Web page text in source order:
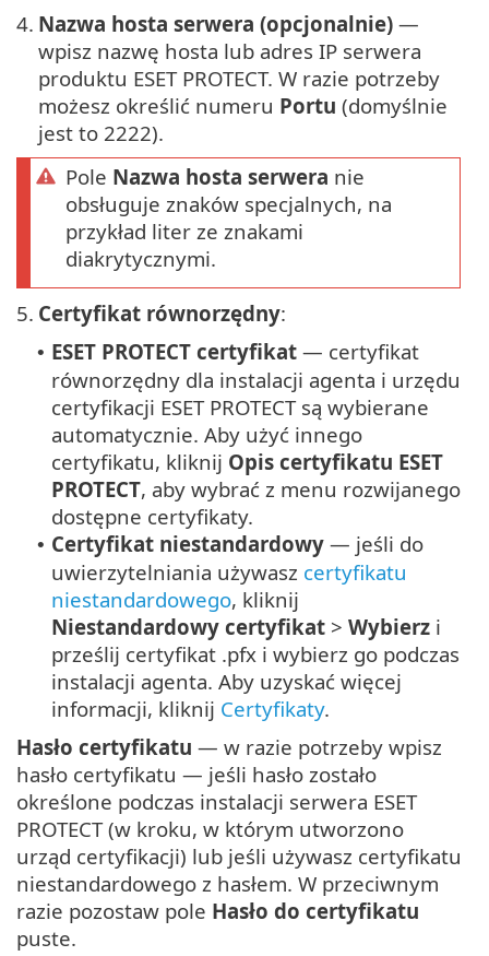
4. Nazwa hosta serwera (opcjonalnie) —
wpisz nazwę hosta lub adres IP serwera
produktu ESET PROTECT. W razie potrzeby
możesz określić numeru Portu (domyślnie
jest to 2222).
Pole Nazwa hosta serwera nie
obsługuje znaków specjalnych, na
przykład liter ze znakami
diakrytycznymi.
5. Certyfikat równorzędny:
• ESET PROTECT certyfikat — certyfikat
równorzędny dla instalacji agenta i urzędu
certyfikacji ESET PROTECT są wybierane
automatycznie. Aby użyć innego
certyfikatu, kliknij Opis certyfikatu ESET
PROTECT, aby wybrać z menu rozwijanego
dostępne certyfikaty.
• Certyfikat niestandardowy — jeśli do
uwierzytelniania używasz certyfikatu
niestandardowego, kliknij
Niestandardowy certyfikat > Wybierz i
prześlij certyfikat .pfx i wybierz go podczas
instalacji agenta. Aby uzyskać więcej
informacji, kliknij Certyfikaty.
Hasło certyfikatu — w razie potrzeby wpisz
hasło certyfikatu — jeśli hasło zostało
określone podczas instalacji serwera ESET
PROTECT (w kroku, w którym utworzono
urząd certyfikacji) lub jeśli używasz certyfikatu
niestandardowego z hasłem. W przeciwnym
razie pozostaw pole Hasło do certyfikatu
puste.